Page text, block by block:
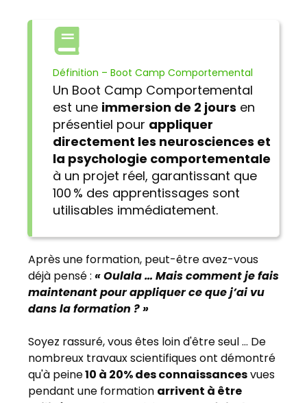
Définition – Boot Camp Comportemental
Un Boot Camp Comportemental
est une immersion de 2 jours en
présentiel pour appliquer
directement les neurosciences et
la psychologie comportementale
à un projet réel, garantissant que
100 % des apprentissages sont
utilisables immédiatement.
Après une formation, peut-être avez-vous
déjà pensé : « Oulala … Mais comment je fais
maintenant pour appliquerce que j’ai vu
dans la formation ? »
Soyez rassuré, vous êtes loin d'être seul … De
nombreux travaux scientifiques ont démontré
qu'à peine10 à 20% des connaissancesvues
pendant une formation arrivent à être